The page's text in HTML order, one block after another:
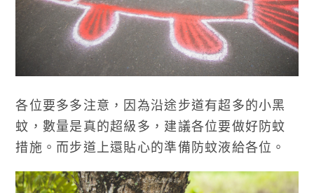
各位要多多注意，因為沿途步道有超多的小黑
蚊，數量是真的超級多，建議各位要做好防蚊
措施。而步道上還貼心的準備防蚊液給各位。